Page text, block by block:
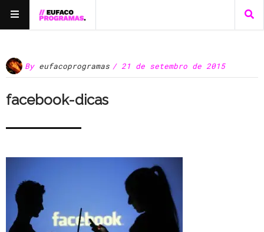
By eufacoprogramas / 21 de setembro de 2015
facebook-dicas